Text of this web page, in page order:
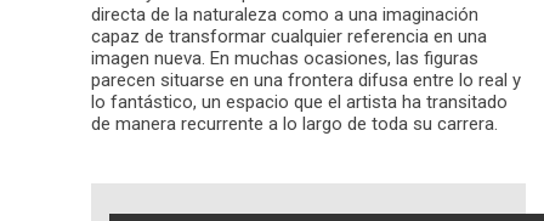
directa de la naturaleza como a una imaginación
capaz de transformar cualquier referencia en una
imagen nueva. En muchas ocasiones, las figuras
parecen situarse en una frontera difusa entre lo real y
lo fantástico, un espacio que el artista ha transitado
de manera recurrente a lo largo de toda su carrera.